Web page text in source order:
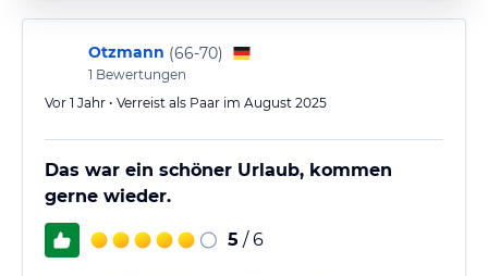
Otzmann (66-70)
1 Bewertungen
Vor 1 Jahr • Verreist als Paar im August 2025
Das war ein schöner Urlaub, kommen
gerne wieder.
5 / 6